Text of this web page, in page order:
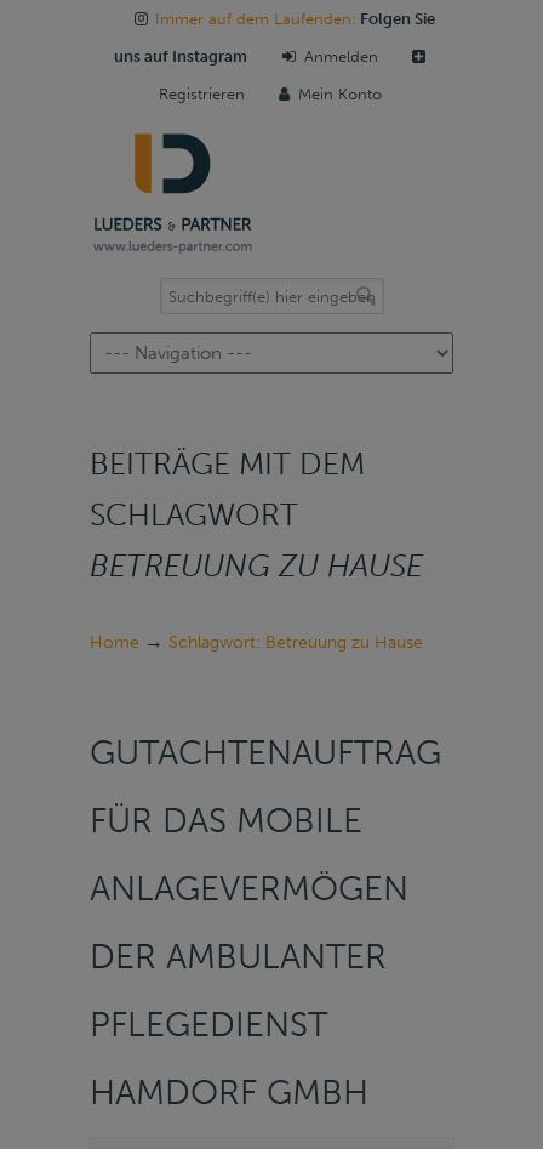
Immer auf dem Laufenden: Folgen Sie
uns auf Instagram Anmelden
Registrieren Mein Konto
Navigation
BEITRÄGE MIT DEM
SCHLAGWORT
BETREUUNG ZU HAUSE
Home → Schlagwort: Betreuung zu Hause
GUTACHTENAUFTRAG
FÜR DAS MOBILE
ANLAGEVERMÖGEN
DER AMBULANTER
PFLEGEDIENST
HAMDORF GMBH